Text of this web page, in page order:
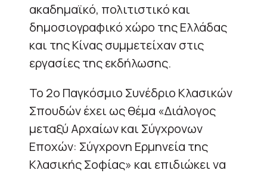
ακαδημαϊκό, πολιτιστικό και
δημοσιογραφικό χώρο της Ελλάδας
και της Κίνας συμμετείχαν στις
εργασίες της εκδήλωσης.
Το 2ο Παγκόσμιο Συνέδριο Κλασικών
Σπουδών έχει ως θέμα «Διάλογος
μεταξύ Αρχαίων και Σύγχρονων
Εποχών: Σύγχρονη Ερμηνεία της
Κλασικής Σοφίας» και επιδιώκει να